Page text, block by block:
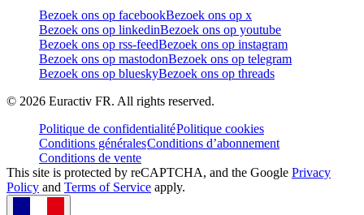
Bezoek ons op facebookBezoek ons op x
Bezoek ons op linkedinBezoek ons op youtube
Bezoek ons op rss-feedBezoek ons op instagram
Bezoek ons op mastodonBezoek ons op telegram
Bezoek ons op blueskyBezoek ons op threads
© 2026 Euractiv FR. All rights reserved.
Politique de confidentialitéPolitique cookies
Conditions généralesConditions d’abonnement
Conditions de vente
This site is protected by reCAPTCHA, and the Google Privacy
Policy and Terms of Service apply.